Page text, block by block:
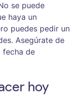
se puede
haya un
puedes pedir un
Asegúrate de
fecha de
hoy